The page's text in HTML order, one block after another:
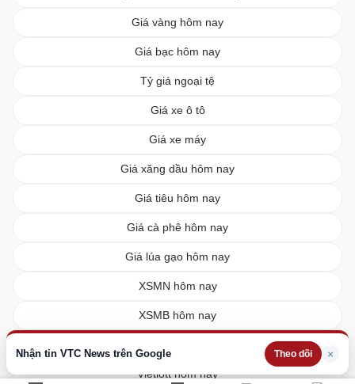
Nhận tin VTC News trên Google Theo dõi ×
Giá vàng hôm nay
Giá bạc hôm nay
Tỷ giá ngoại tệ
Giá xe ô tô
Giá xe máy
Giá xăng dầu hôm nay
Giá tiêu hôm nay
Giá cà phê hôm nay
Giá lúa gạo hôm nay
XSMN hôm nay
XSMB hôm nay
Vietlott hôm nay